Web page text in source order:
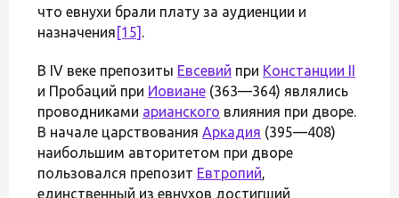
что евнухи брали плату за аудиенции и
назначения [15] .
В IV веке препозиты Евсевий при Констанции II
и Пробаций при Иовиане (363—364) являлись
проводниками арианского влияния при дворе.
В начале царствования Аркадия (395—408)
наибольшим авторитетом при дворе
пользовался препозит Евтропий,
единственный из евнухов достигший